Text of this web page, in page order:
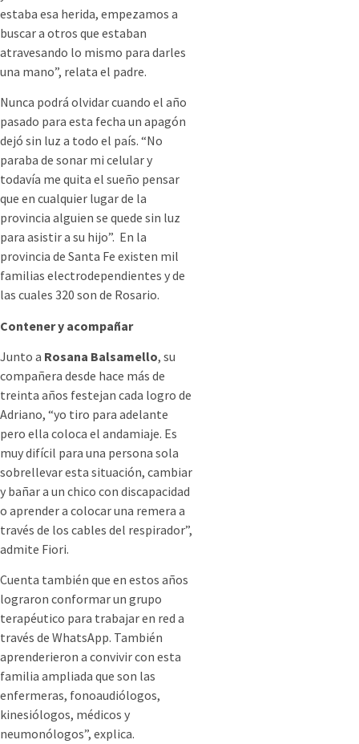
estaba esa herida, empezamos a
buscar a otros que estaban
atravesando lo mismo para darles
una mano”, relata el padre.
Nunca podrá olvidar cuando el año
pasado para esta fecha un apagón
dejó sin luz a todo el país. “No
paraba de sonar mi celular y
todavía me quita el sueño pensar
que en cualquier lugar de la
provincia alguien se quede sin luz
para asistir a su hijo”. En la
provincia de Santa Fe existen mil
familias electrodependientes y de
las cuales 320 son de Rosario.
Contener y acompañar
Junto a Rosana Balsamello, su
compañera desde hace más de
treinta años festejan cada logro de
Adriano, “yo tiro para adelante
pero ella coloca el andamiaje. Es
muy difícil para una persona sola
sobrellevar esta situación, cambiar
y bañar a un chico con discapacidad
o aprender a colocar una remera a
través de los cables del respirador”,
admite Fiori.
Cuenta también que en estos años
lograron conformar un grupo
terapéutico para trabajar en red a
través de WhatsApp. También
aprenderieron a convivir con esta
familia ampliada que son las
enfermeras, fonoaudiólogos,
kinesiólogos, médicos y
neumonólogos”, explica.